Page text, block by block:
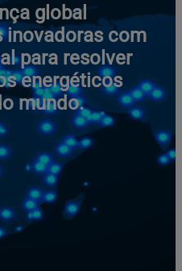
global
inovadoras com
para resolver
energéticos
mundo.